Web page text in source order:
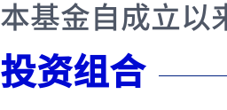
本基金自成立以
投资组合